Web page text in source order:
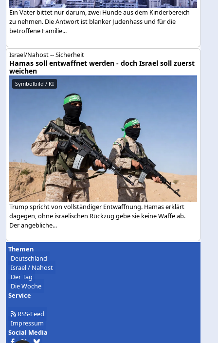
Ein Vater bittet nur darum, zwei Hunde aus dem Kinderbereich
zu nehmen. Die Antwort ist blanker Judenhass und für die
betroffene Familie...
Israel/Nahost -- Sicherheit
Hamas soll entwaffnet werden - doch Israel soll zuerst
weichen
Symbolbild / KI
Trump spricht von vollständiger Entwaffnung. Hamas erklärt
dagegen, ohne israelischen Rückzug gebe sie keine Waffe ab.
Der angebliche...
Themen
Deutschland
Israel / Nahost
Der Tag
Die Woche
Service
RSS-Feed
Impressum
Social Media